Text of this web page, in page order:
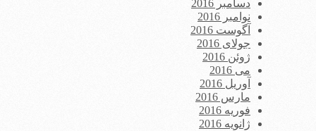
دسامبر 2016
نوامبر 2016
آگوست 2016
جولای 2016
ژوئن 2016
می 2016
آوریل 2016
مارس 2016
فوریه 2016
ژانویه 2016